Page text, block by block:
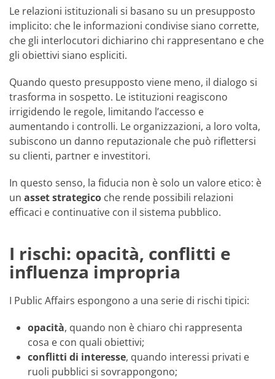
Le relazioni istituzionali si basano su un presupposto
implicito: che le informazioni condivise siano corrette,
che gli interlocutori dichiarino chi rappresentano e che
gli obiettivi siano espliciti.
Quando questo presupposto viene meno, il dialogo si
trasforma in sospetto. Le istituzioni reagiscono
irrigidendo le regole, limitando l’accesso e
aumentando i controlli. Le organizzazioni, a loro volta,
subiscono un danno reputazionale che può riflettersi
su clienti, partner e investitori.
In questo senso, la fiducia non è solo un valore etico: è
un asset strategico che rende possibili relazioni
efficaci e continuative con il sistema pubblico.
I rischi: opacità, conflitti e
influenza impropria
I Public Affairs espongono a una serie di rischi tipici:
opacità, quando non è chiaro chi rappresenta
cosa e con quali obiettivi;
conflitti di interesse, quando interessi privati e
ruoli pubblici si sovrappongono;